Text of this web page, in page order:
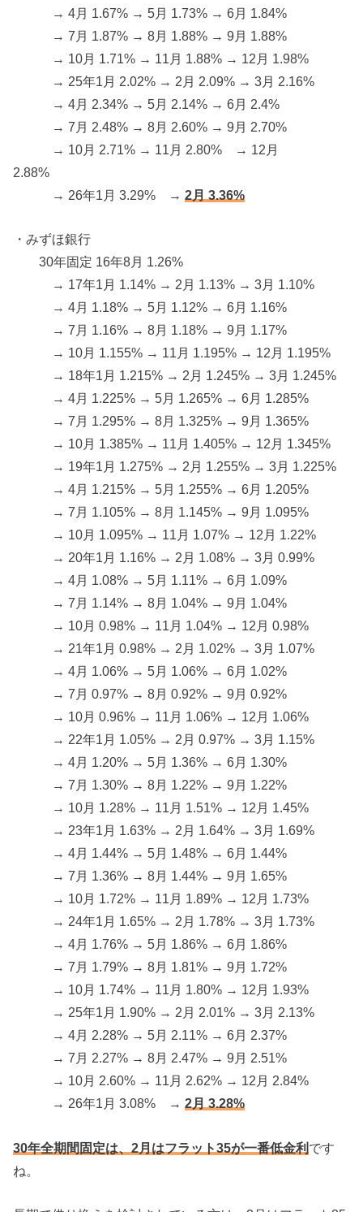
→ 4月 1.67% → 5月 1.73% → 6月 1.84%
→ 7月 1.87% → 8月 1.88% → 9月 1.88%
→ 10月 1.71% → 11月 1.88% → 12月 1.98%
→ 25年1月 2.02% → 2月 2.09% → 3月 2.16%
→ 4月 2.34% → 5月 2.14% → 6月 2.4%
→ 7月 2.48% → 8月 2.60% → 9月 2.70%
→ 10月 2.71% → 11月 2.80% → 12月
2.88%
→ 26年1月 3.29% →2月 3.36%
・みずほ銀行
30年固定 16年8月 1.26%
→ 17年1月 1.14% → 2月 1.13% → 3月 1.10%
→ 4月 1.18% → 5月 1.12% → 6月 1.16%
→ 7月 1.16% → 8月 1.18% → 9月 1.17%
→ 10月 1.155% → 11月 1.195% → 12月 1.195%
→ 18年1月 1.215% → 2月 1.245% → 3月 1.245%
→ 4月 1.225% → 5月 1.265% → 6月 1.285%
→ 7月 1.295% → 8月 1.325% → 9月 1.365%
→ 10月 1.385% → 11月 1.405% → 12月 1.345%
→ 19年1月 1.275% → 2月 1.255% → 3月 1.225%
→ 4月 1.215% → 5月 1.255% → 6月 1.205%
→ 7月 1.105% → 8月 1.145% → 9月 1.095%
→ 10月 1.095% → 11月 1.07% → 12月 1.22%
→ 20年1月 1.16% → 2月 1.08% → 3月 0.99%
→ 4月 1.08% → 5月 1.11% → 6月 1.09%
→ 7月 1.14% → 8月 1.04% → 9月 1.04%
→ 10月 0.98% → 11月 1.04% → 12月 0.98%
→ 21年1月 0.98% → 2月 1.02% → 3月 1.07%
→ 4月 1.06% → 5月 1.06% → 6月 1.02%
→ 7月 0.97% → 8月 0.92% → 9月 0.92%
→ 10月 0.96% → 11月 1.06% → 12月 1.06%
→ 22年1月 1.05% → 2月 0.97% → 3月 1.15%
→ 4月 1.20% → 5月 1.36% → 6月 1.30%
→ 7月 1.30% → 8月 1.22% → 9月 1.22%
→ 10月 1.28% → 11月 1.51% → 12月 1.45%
→ 23年1月 1.63% → 2月 1.64% → 3月 1.69%
→ 4月 1.44% → 5月 1.48% → 6月 1.44%
→ 7月 1.36% → 8月 1.44% → 9月 1.65%
→ 10月 1.72% → 11月 1.89% → 12月 1.73%
→ 24年1月 1.65% → 2月 1.78% → 3月 1.73%
→ 4月 1.76% → 5月 1.86% → 6月 1.86%
→ 7月 1.79% → 8月 1.81% → 9月 1.72%
→ 10月 1.74% → 11月 1.80% → 12月 1.93%
→ 25年1月 1.90% → 2月 2.01% → 3月 2.13%
→ 4月 2.28% → 5月 2.11% → 6月 2.37%
→ 7月 2.27% → 8月 2.47% → 9月 2.51%
→ 10月 2.60% → 11月 2.62% → 12月 2.84%
→ 26年1月 3.08% →2月 3.28%
30年全期間固定は、2月はフラット35が一番低金利 です
ね。